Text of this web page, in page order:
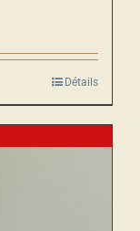
Détails